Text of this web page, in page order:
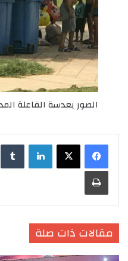
الصور بعدسة الفاعلة
لينكدإن
طباعة
مقالات ذات صلة